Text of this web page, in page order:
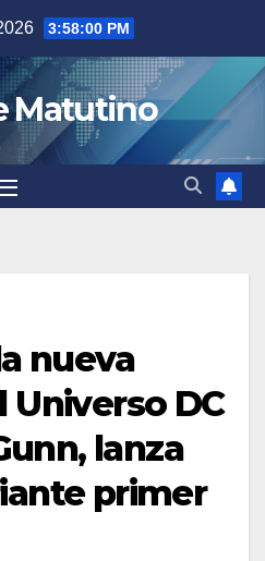
3:58:01 PM
Matutino
nueva
Universo DC
lanza
primer